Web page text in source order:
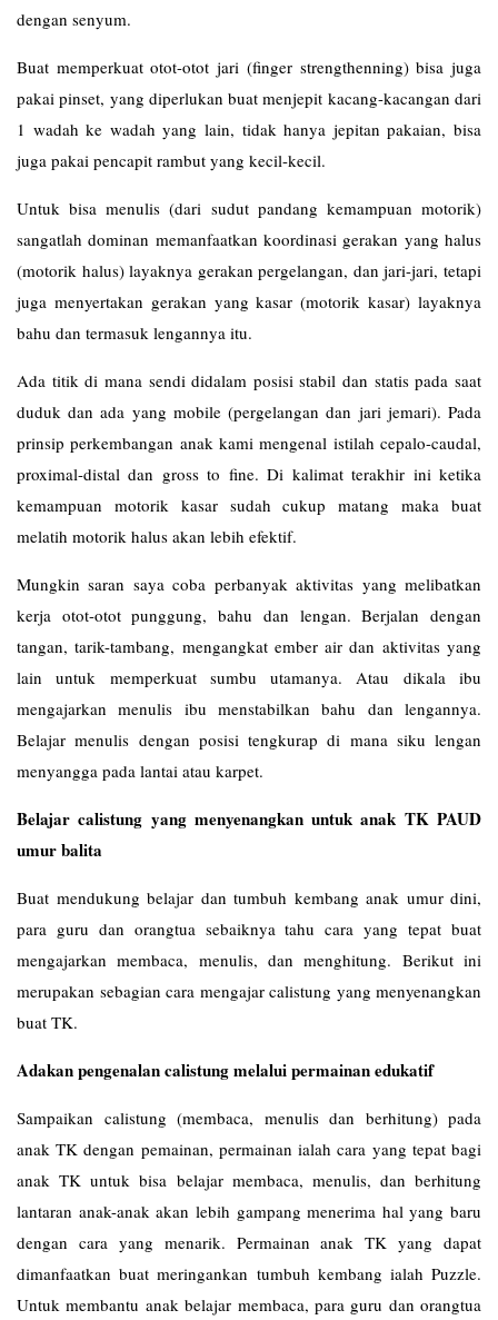
dengan senyum.
Buat memperkuat otot-otot jari (finger strengthenning) bisa juga
pakai pinset, yang diperlukan buat menjepit kacang-kacangan dari
1 wadah ke wadah yang lain, tidak hanya jepitan pakaian, bisa
juga pakai pencapit rambut yang kecil-kecil.
Untuk bisa menulis (dari sudut pandang kemampuan motorik)
sangatlah dominan memanfaatkan koordinasi gerakan yang halus
(motorik halus) layaknya gerakan pergelangan, dan jari-jari, tetapi
juga menyertakan gerakan yang kasar (motorik kasar) layaknya
bahu dan termasuk lengannya itu.
Ada titik di mana sendi didalam posisi stabil dan statis pada saat
duduk dan ada yang mobile (pergelangan dan jari jemari). Pada
prinsip perkembangan anak kami mengenal istilah cepalo-caudal,
proximal-distal dan gross to fine. Di kalimat terakhir ini ketika
kemampuan motorik kasar sudah cukup matang maka buat
melatih motorik halus akan lebih efektif.
Mungkin saran saya coba perbanyak aktivitas yang melibatkan
kerja otot-otot punggung, bahu dan lengan. Berjalan dengan
tangan, tarik-tambang, mengangkat ember air dan aktivitas yang
lain untuk memperkuat sumbu utamanya. Atau dikala ibu
mengajarkan menulis ibu menstabilkan bahu dan lengannya.
Belajar menulis dengan posisi tengkurap di mana siku lengan
menyangga pada lantai atau karpet.
Belajar calistung yang menyenangkan untuk anak TK PAUD
umur balita
Buat mendukung belajar dan tumbuh kembang anak umur dini,
para guru dan orangtua sebaiknya tahu cara yang tepat buat
mengajarkan membaca, menulis, dan menghitung. Berikut ini
merupakan sebagian cara mengajar calistung yang menyenangkan
buat TK.
Adakan pengenalan calistung melalui permainan edukatif
Sampaikan calistung (membaca, menulis dan berhitung) pada
anak TK dengan pemainan, permainan ialah cara yang tepat bagi
anak TK untuk bisa belajar membaca, menulis, dan berhitung
lantaran anak-anak akan lebih gampang menerima hal yang baru
dengan cara yang menarik. Permainan anak TK yang dapat
dimanfaatkan buat meringankan tumbuh kembang ialah Puzzle.
Untuk membantu anak belajar membaca, para guru dan orangtua